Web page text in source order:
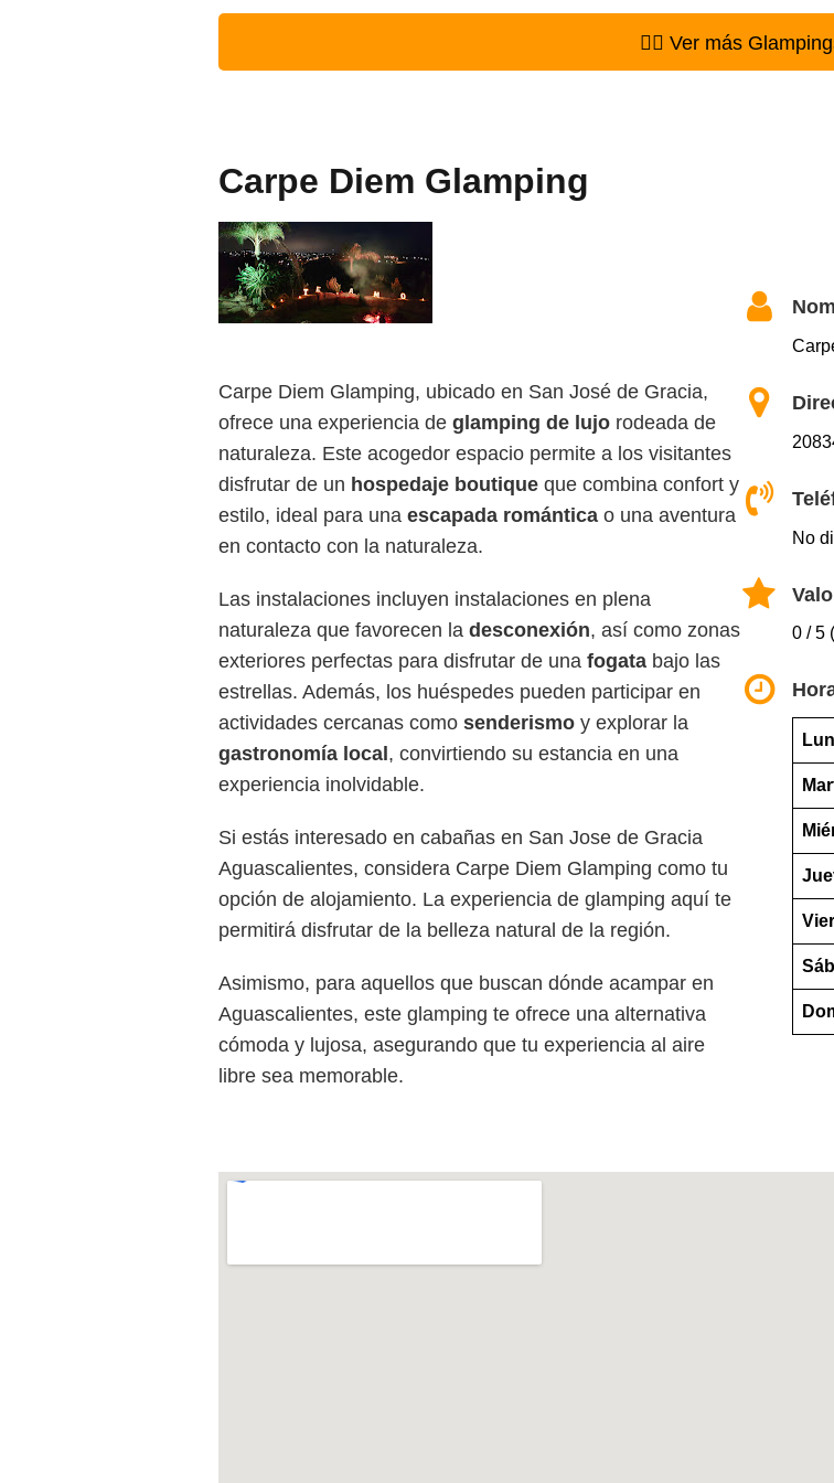
👉🏻 Ver más
Carpe Diem Glamping
Carpe Diem Glamping, ubicado en San José de Gracia,
ofrece una experiencia de glamping de lujo rodeada de
naturaleza. Este acogedor espacio permite a los visitantes
disfrutar de un hospedaje boutique que combina confort y
estilo, ideal para una escapada romántica o una aventura
en contacto con la naturaleza.
Las instalaciones incluyen instalaciones en plena
naturaleza que favorecen la desconexión, así como zonas
exteriores perfectas para disfrutar de una fogata bajo las
estrellas. Además, los huéspedes pueden participar en
actividades cercanas como senderismo y explorar la
gastronomía local , convirtiendo su estancia en una
experiencia inolvidable.
Si estás interesado en cabañas en San Jose de Gracia
Aguascalientes, considera Carpe Diem Glamping como tu
opción de alojamiento. La experiencia de glamping aquí te
permitirá disfrutar de la belleza natural de la región.
Asimismo, para aquellos que buscan dónde acampar en
Aguascalientes, este glamping te ofrece una alternativa
cómoda y lujosa, asegurando que tu experiencia al aire
libre sea memorable.
No
0 / 5